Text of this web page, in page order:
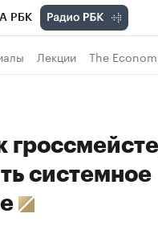
РБК
Лекции The
системное